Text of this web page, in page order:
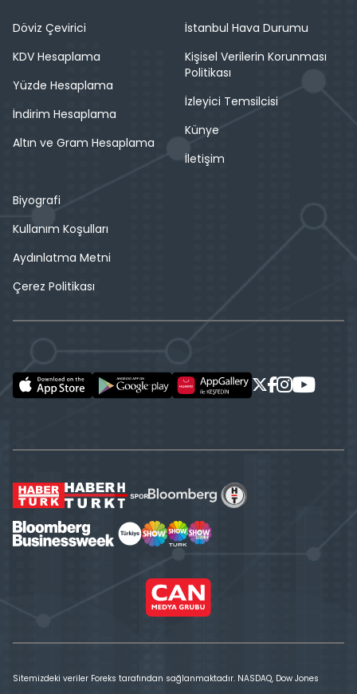
Döviz Çevirici
KDV Hesaplama
Yüzde Hesaplama
İndirim Hesaplama
Altın ve Gram Hesaplama
İstanbul Hava Durumu
Kişisel Verilerin Korunması
Politikası
İzleyici Temsilcisi
Künye
İletişim
Biyografi
Kullanım Koşulları
Aydınlatma Metni
Çerez Politikası
Sitemizdeki veriler Foreks tarafından sağlanmaktadır. NASDAQ, Dow Jones